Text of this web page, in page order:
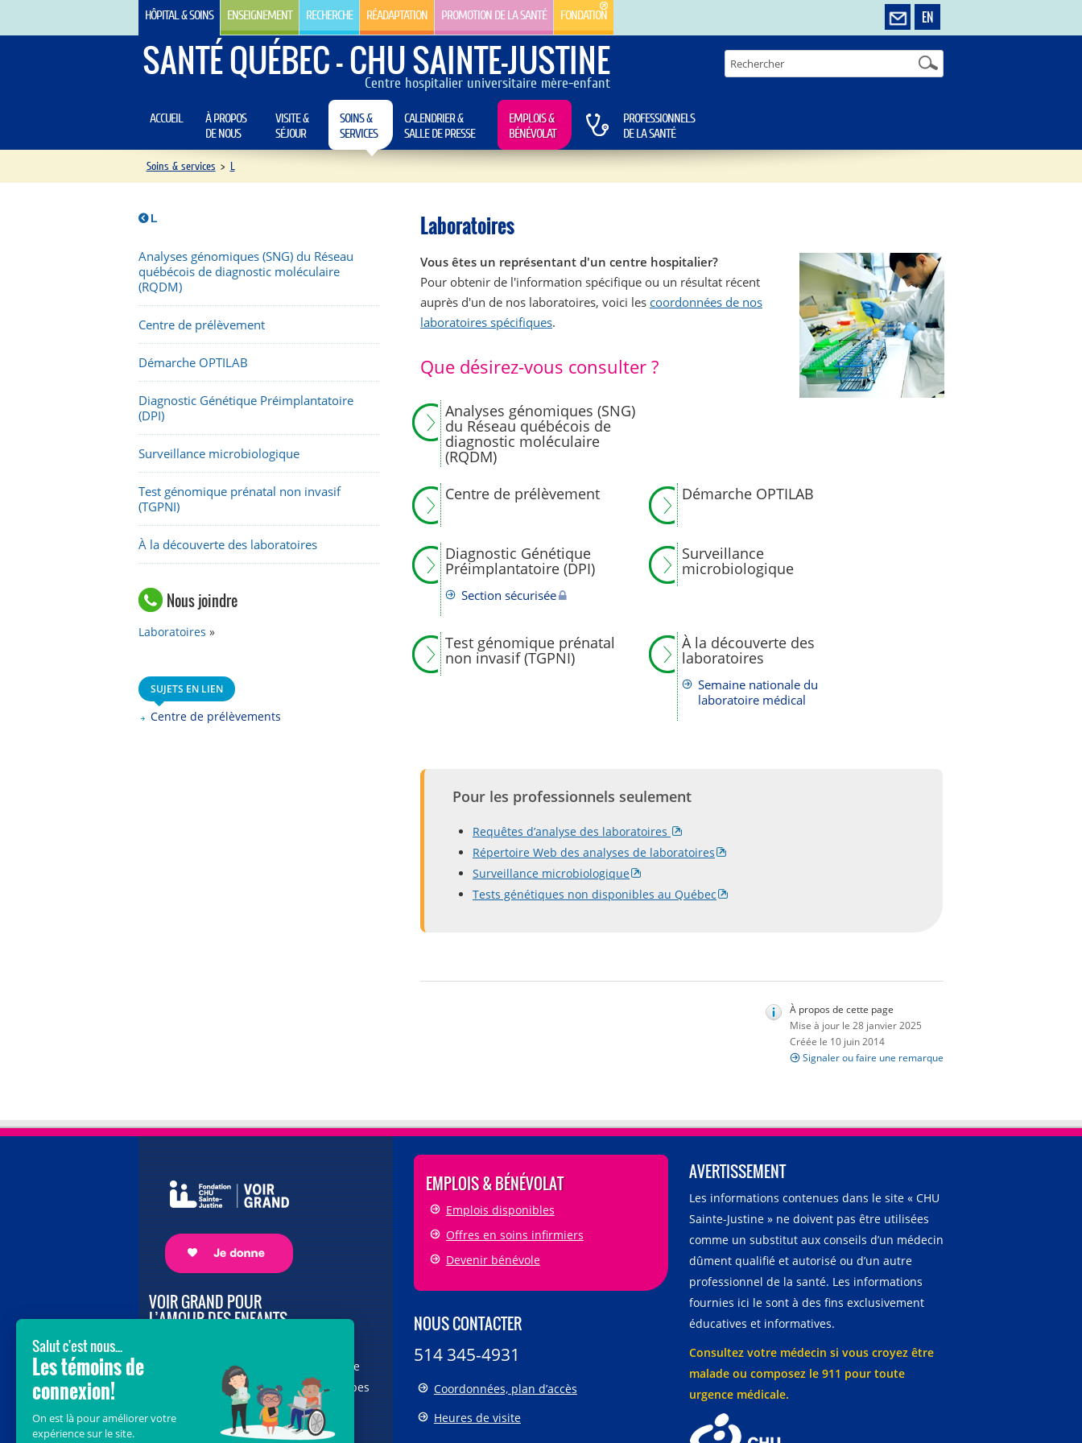
EN
HÔPITAL & SOINS ENSEIGNEMENT RECHERCHE RÉADAPTATION PROMOTION DE LA SANTÉ FONDATION
SANTÉ QUÉBEC - CHU SAINTE-JUSTINE
Centre hospitalier universitaire mère-enfant
ACCUEIL
À PROPOS
DE NOUS
VISITE &
SÉJOUR
SOINS &
SERVICES
CALENDRIER &
SALLE DE PRESSE
EMPLOIS &
BÉNÉVOLAT
PROFESSIONNELS
DE LA SANTÉ
Soins & services > L
L
Analyses génomiques (SNG) du Réseau
québécois de diagnostic moléculaire
(RQDM)
Centre de prélèvement
Démarche OPTILAB
Diagnostic Génétique Préimplantatoire
(DPI)
Surveillance microbiologique
Test génomique prénatal non invasif
(TGPNI)
À la découverte des laboratoires
Nous joindre
Laboratoires
SUJETS EN LIEN
Centre de prélèvements
Laboratoires
Vous êtes un représentant d'un centre hospitalier?
Pour obtenir de l'information spécifique ou un résultat récent
auprès d'un de nos laboratoires, voici les coordonnées de nos
laboratoires spécifiques.
Que désirez-vous consulter ?
Analyses génomiques (SNG)
du Réseau québécois de
diagnostic moléculaire
(RQDM)
Centre de prélèvement
Démarche OPTILAB
Diagnostic Génétique
Préimplantatoire (DPI)
Section sécurisée
Surveillance
microbiologique
Test génomique prénatal
non invasif (TGPNI)
À la découverte des
laboratoires
Semaine nationale du
laboratoire médical
Pour les professionnels seulement
Requêtes d’analyse des laboratoires
Répertoire Web des analyses de laboratoires
Surveillance microbiologique
Tests génétiques non disponibles au Québec
À propos de cette page
Mise à jour le 28 janvier 2025
Créée le 10 juin 2014
Signaler ou faire une remarque
VOIR GRAND POUR
L’AMOUR DES ENFANTS
vous au cœur de la campagne majeure
Voir Grand, nous conduisons les équipes
soignantes vers les opportunités de la
science et des nouvelles technologies
EMPLOIS & BÉNÉVOLAT
Emplois disponibles
Offres en soins infirmiers
Devenir bénévole
NOUS CONTACTER
514 345-4931
Coordonnées, plan d’accès
Heures de visite
AVERTISSEMENT
Les informations contenues dans le site « CHU
Sainte-Justine » ne doivent pas être utilisées
comme un substitut aux conseils d’un médecin
dûment qualifié et autorisé ou d’un autre
professionnel de la santé. Les informations
fournies ici le sont à des fins exclusivement
éducatives et informatives.
Consultez votre médecin si vous croyez être
malade ou composez le 911 pour toute
urgence médicale.